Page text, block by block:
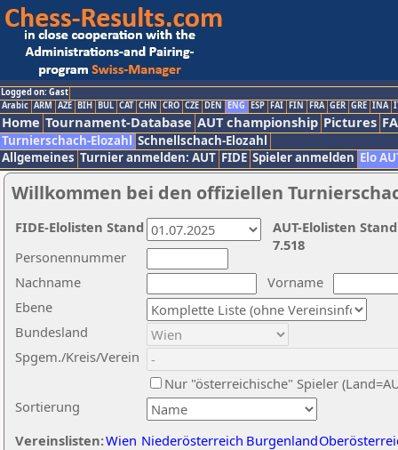
Logged on: Gast
Arabic ARM AZE BIH BUL CAT CHN CRO CZE DEN ENG ESP FAI FIN FRA GER GRE INA
Home Tournament-Database AUT championship Pictures
Turnierschach-Elozahl Schnellschach-Elozahl
Allgemeines Turnier anmelden: AUT FIDE Spieler anmelden Elo
Willkommen bei den offiziellen
Nachname
Vorname
Ebene
Sortierung
Personennummer
Bundesland
Spgem./Kreis/Verein
Nur "österreichische" Spieler
Vereinslisten:Wien Niederösterreich Burgenland
AUT-Elolisten
7.518
FIDE-Elolisten Stand